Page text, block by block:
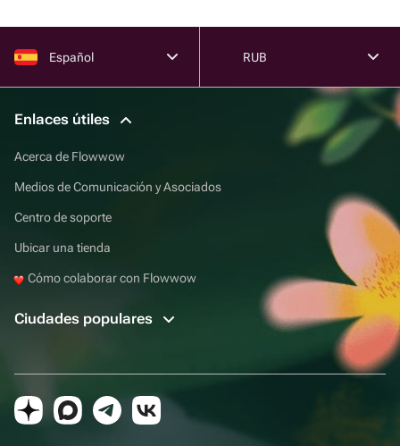
Español RUB
Enlaces útiles
Acerca de Flowwow
Medios de Comunicación y Asociados
Centro de soporte
Ubicar una tienda
Cómo colaborar con Flowwow
Ciudades populares